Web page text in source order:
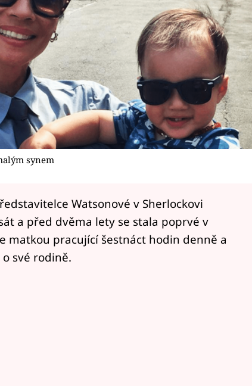
synem
Watsonové v Sherlockovi
a před dvěma lety se stala poprvé v
matkou pracující šestnáct hodin denně a
své rodině.